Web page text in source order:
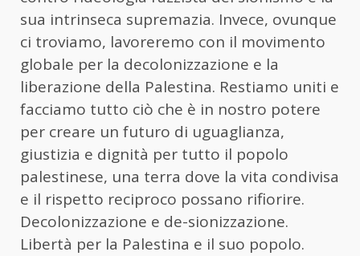
sua intrinseca supremazia. Invece, ovunque
ci troviamo, lavoreremo con il movimento
globale per la decolonizzazione e la
liberazione della Palestina. Restiamo uniti e
facciamo tutto ciò che è in nostro potere
per creare un futuro di uguaglianza,
giustizia e dignità per tutto il popolo
palestinese, una terra dove la vita condivisa
e il rispetto reciproco possano rifiorire.
Decolonizzazione e de-sionizzazione.
Libertà per la Palestina e il suo popolo.